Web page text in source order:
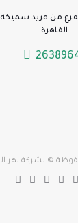
من فريد
القاهرة
© لشركة نهر الخير